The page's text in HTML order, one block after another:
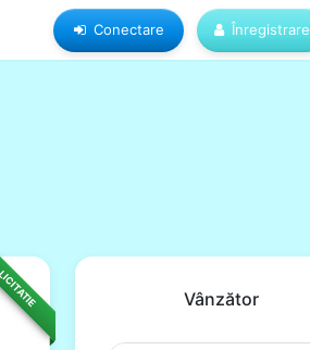
Conectare Înregistrare
Vânzător